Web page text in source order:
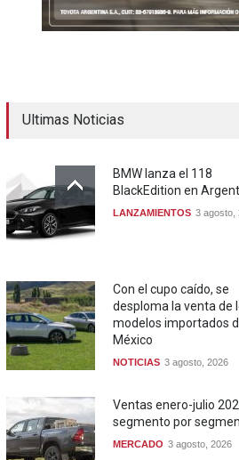
Ultimas Noticias
BMW lanza el 118
BlackEdition en
LANZAMIENTOS 3 agosto,
Con el cupo caído, se
desploma la venta de
modelos importados
México
NOTICIAS 3 agosto, 2026
Ventas enero-julio
segmento por
MERCADO 3 agosto, 2026